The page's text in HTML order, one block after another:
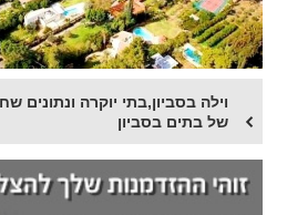
וילה בסביון,בתי יוקרה
של בתים בסביון